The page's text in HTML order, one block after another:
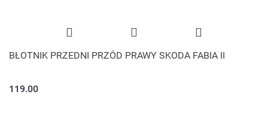
BŁOTNIK PRZEDNI PRZÓD PRAWY SKODA FABIA II
119.00